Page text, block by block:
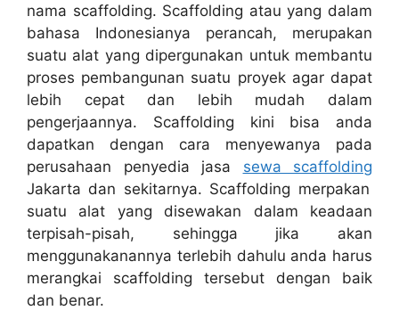
nama scaffolding. Scaffolding atau yang dalam
bahasa Indonesianya perancah, merupakan
suatu alat yang dipergunakan untuk membantu
proses pembangunan suatu proyek agar dapat
lebih cepat dan lebih mudah dalam
pengerjaannya. Scaffolding kini bisa anda
dapatkan dengan cara menyewanya pada
perusahaan penyedia jasa sewa scaffolding
Jakarta dan sekitarnya. Scaffolding merpakan
suatu alat yang disewakan dalam keadaan
terpisah-pisah, sehingga jika akan
menggunakanannya terlebih dahulu anda harus
merangkai scaffolding tersebut dengan baik
dan benar.